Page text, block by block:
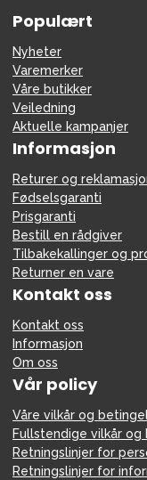
Populært
Nyheter
Varemerker
Våre butikker
Veiledning
Aktuelle kampanjer
Informasjon
Returer og
Fødselsgaranti
Prisgaranti
Bestill en rådgiver
Tilbakekallinger og
Returner en vare
Kontakt oss
Kontakt oss
Informasjon
Om oss
Vår policy
Våre vilkår og
Fullstendige vilkår
Retningslinjer for
Retningslinjer for